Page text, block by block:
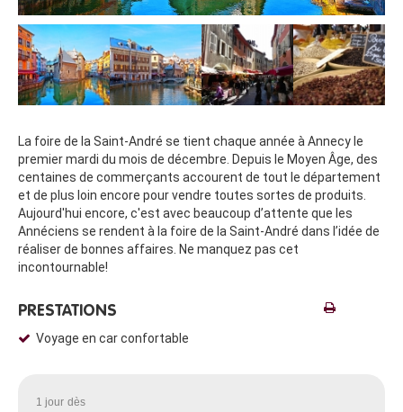
La foire de la Saint-André se tient chaque année à Annecy le
premier mardi du mois de décembre. Depuis le Moyen Âge, des
centaines de commerçants accourent de tout le département
et de plus loin encore pour vendre toutes sortes de produits.
Aujourd'hui encore, c'est avec beaucoup d’attente que les
Annéciens se rendent à la foire de la Saint-André dans l’idée de
réaliser de bonnes affaires. Ne manquez pas cet
incontournable!
PRESTATIONS
Voyage en car confortable
1 jour dès